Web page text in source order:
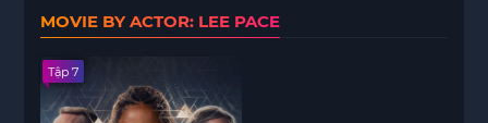
MOVIE BY ACTOR: LEE PACE
Tập 7